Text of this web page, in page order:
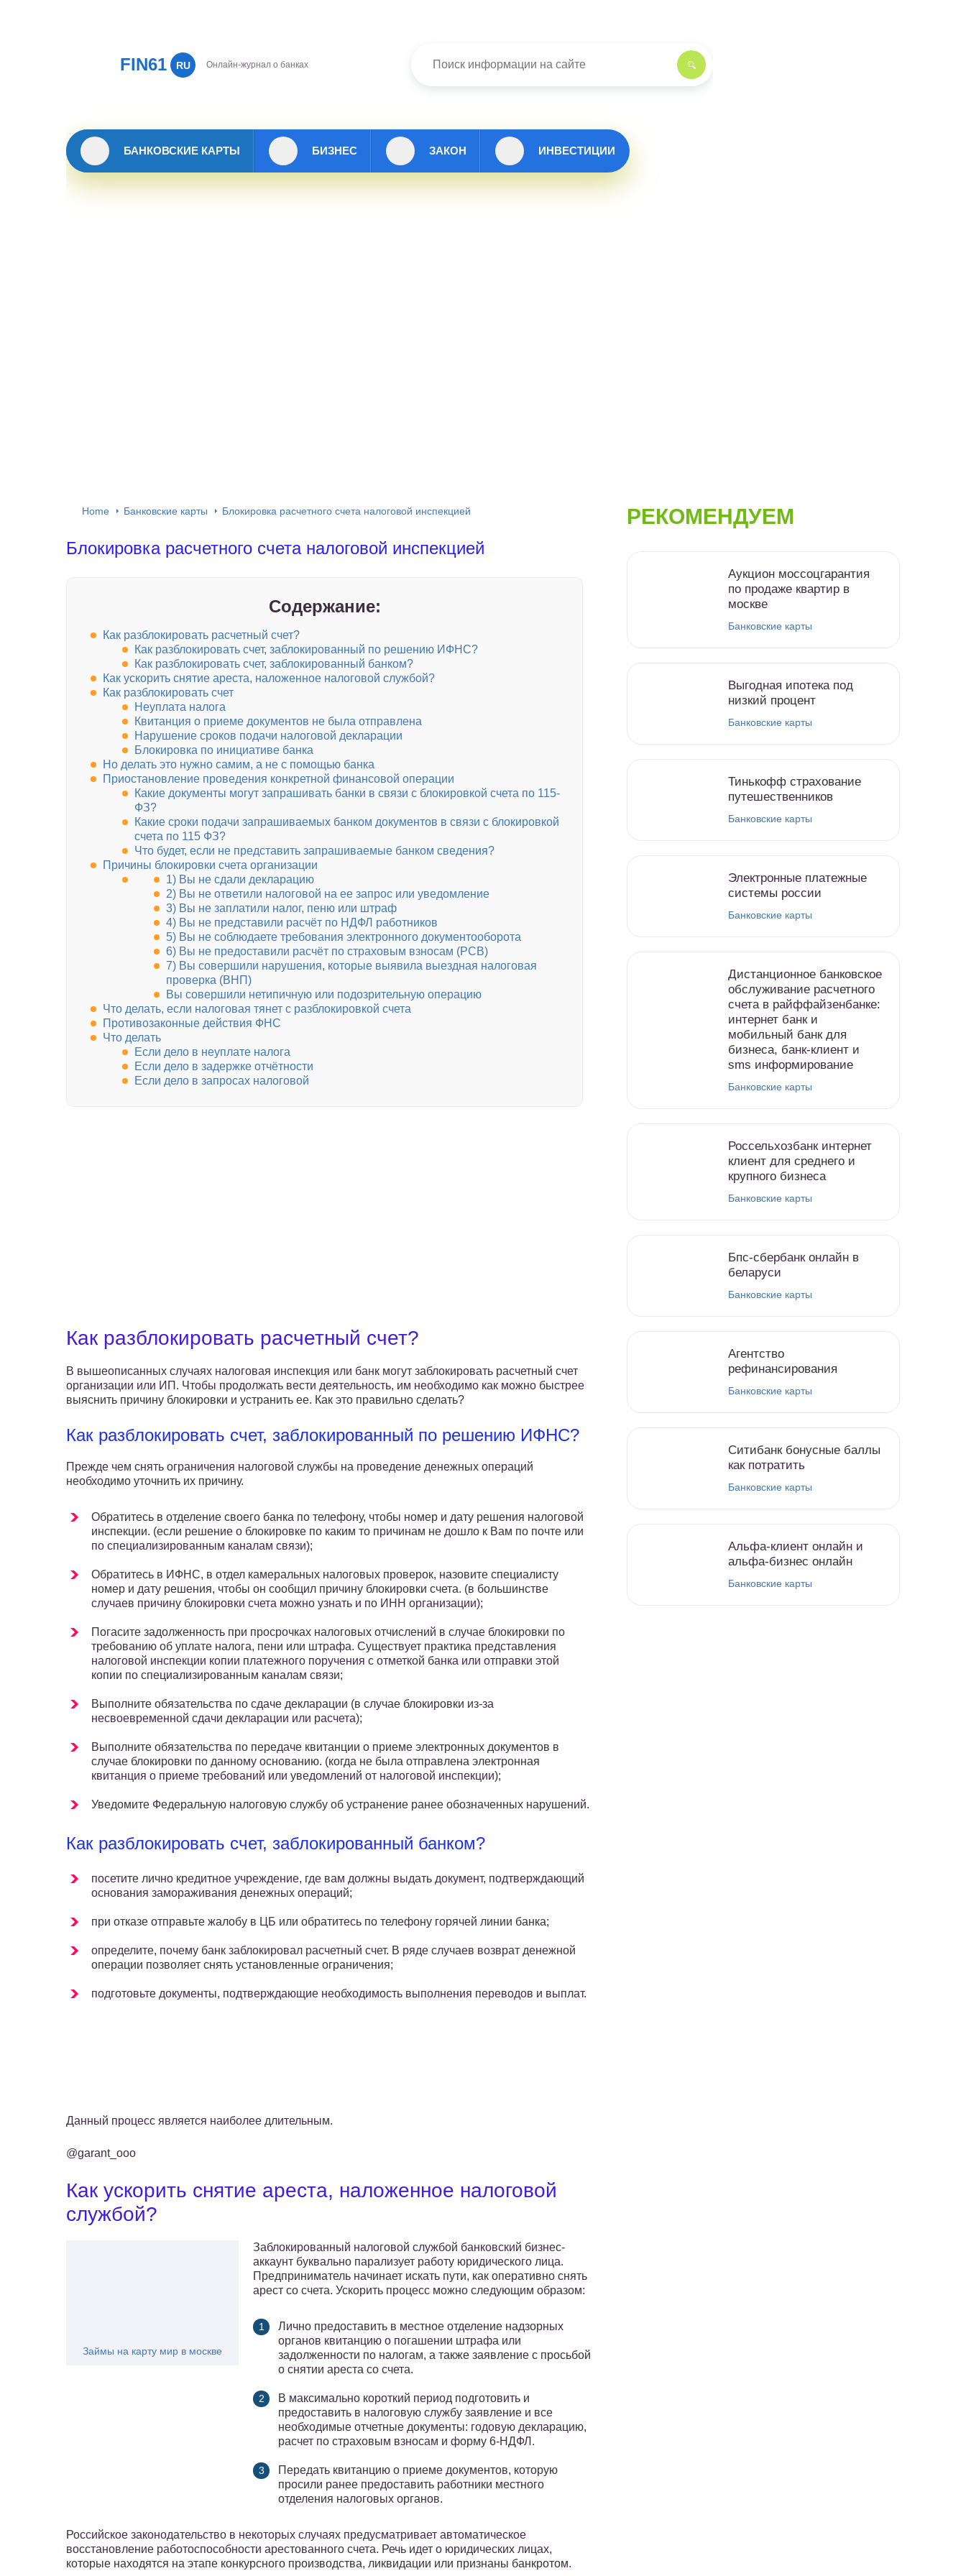
FIN61 RU Онлайн-журнал о банках
БАНКОВСКИЕ КАРТЫ БИЗНЕС ЗАКОН ИНВЕСТИЦИИ
Home Банковские карты Блокировка расчетного счета налоговой инспекцией
Блокировка расчетного счета налоговой инспекцией
Содержание:
Как разблокировать расчетный счет?
Как разблокировать счет, заблокированный по решению ИФНС?
Как разблокировать счет, заблокированный банком?
Как ускорить снятие ареста, наложенное налоговой службой?
Как разблокировать счет
Неуплата налога
Квитанция о приеме документов не была отправлена
Нарушение сроков подачи налоговой декларации
Блокировка по инициативе банка
Но делать это нужно самим, а не с помощью банка
Приостановление проведения конкретной финансовой операции
Какие документы могут запрашивать банки в связи с блокировкой счета по 115-
ФЗ?
Какие сроки подачи запрашиваемых банком документов в связи с блокировкой
счета по 115 ФЗ?
Что будет, если не представить запрашиваемые банком сведения?
Причины блокировки счета организации
1) Вы не сдали декларацию
2) Вы не ответили налоговой на ее запрос или уведомление
3) Вы не заплатили налог, пеню или штраф
4) Вы не представили расчёт по НДФЛ работников
5) Вы не соблюдаете требования электронного документооборота
6) Вы не предоставили расчёт по страховым взносам (РСВ)
7) Вы совершили нарушения, которые выявила выездная налоговая
проверка (ВНП)
Вы совершили нетипичную или подозрительную операцию
Что делать, если налоговая тянет с разблокировкой счета
Противозаконные действия ФНС
Что делать
Если дело в неуплате налога
Если дело в задержке отчётности
Если дело в запросах налоговой
Как разблокировать расчетный счет?
В вышеописанных случаях налоговая инспекция или банк могут заблокировать расчетный счет
организации или ИП. Чтобы продолжать вести деятельность, им необходимо как можно быстрее
выяснить причину блокировки и устранить ее. Как это правильно сделать?
Как разблокировать счет, заблокированный по решению ИФНС?
Прежде чем снять ограничения налоговой службы на проведение денежных операций
необходимо уточнить их причину.
Обратитесь в отделение своего банка по телефону, чтобы номер и дату решения налоговой
инспекции. (если решение о блокировке по каким то причинам не дошло к Вам по почте или
по специализированным каналам связи);
Обратитесь в ИФНС, в отдел камеральных налоговых проверок, назовите специалисту
номер и дату решения, чтобы он сообщил причину блокировки счета. (в большинстве
случаев причину блокировки счета можно узнать и по ИНН организации);
Погасите задолженность при просрочках налоговых отчислений в случае блокировки по
требованию об уплате налога, пени или штрафа. Существует практика представления
налоговой инспекции копии платежного поручения с отметкой банка или отправки этой
копии по специализированным каналам связи;
Выполните обязательства по сдаче декларации (в случае блокировки из-за
несвоевременной сдачи декларации или расчета);
Выполните обязательства по передаче квитанции о приеме электронных документов в
случае блокировки по данному основанию. (когда не была отправлена электронная
квитанция о приеме требований или уведомлений от налоговой инспекции);
Уведомите Федеральную налоговую службу об устранение ранее обозначенных нарушений.
Как разблокировать счет, заблокированный банком?
посетите лично кредитное учреждение, где вам должны выдать документ, подтверждающий
основания замораживания денежных операций;
при отказе отправьте жалобу в ЦБ или обратитесь по телефону горячей линии банка;
определите, почему банк заблокировал расчетный счет. В ряде случаев возврат денежной
операции позволяет снять установленные ограничения;
подготовьте документы, подтверждающие необходимость выполнения переводов и выплат.
Данный процесс является наиболее длительным.
@garant_ooo
Как ускорить снятие ареста, наложенное налоговой
службой?
Займы на карту мир в москве
Заблокированный налоговой службой банковский бизнес-
аккаунт буквально парализует работу юридического лица.
Предприниматель начинает искать пути, как оперативно снять
арест со счета. Ускорить процесс можно следующим образом:
Лично предоставить в местное отделение надзорных
органов квитанцию о погашении штрафа или
задолженности по налогам, а также заявление с просьбой
о снятии ареста со счета.
В максимально короткий период подготовить и
предоставить в налоговую службу заявление и все
необходимые отчетные документы: годовую декларацию,
расчет по страховым взносам и форму 6-НДФЛ.
Передать квитанцию о приеме документов, которую
просили ранее предоставить работники местного
отделения налоговых органов.
Российское законодательство в некоторых случаях предусматривает автоматическое
восстановление работоспособности арестованного счета. Речь идет о юридических лицах,
которые находятся на этапе конкурсного производства, ликвидации или признаны банкротом.
РЕКОМЕНДУЕМ
Аукцион моссоцгарантия
по продаже квартир в
москве
Банковские карты
Выгодная ипотека под
низкий процент
Банковские карты
Тинькофф страхование
путешественников
Банковские карты
Электронные платежные
системы россии
Банковские карты
Дистанционное банковское
обслуживание расчетного
счета в райффайзенбанке:
интернет банк и
мобильный банк для
бизнеса, банк-клиент и
sms информирование
Банковские карты
Россельхозбанк интернет
клиент для среднего и
крупного бизнеса
Банковские карты
Бпс-сбербанк онлайн в
беларуси
Банковские карты
Агентство
рефинансирования
Банковские карты
Ситибанк бонусные баллы
как потратить
Банковские карты
Альфа-клиент онлайн и
альфа-бизнес онлайн
Банковские карты